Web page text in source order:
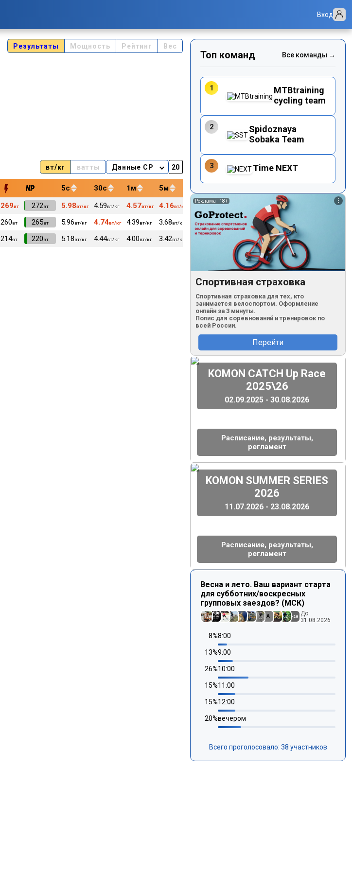
Вход
Результаты Мощность Рейтинг Вес
вт/кг ватты Данные CP
5с 30с 1м 5м
269вт VI272вт 5.98вт/кг 4.59вт/кг 4.57вт/кг 4.16вт/кг 3.98 3.88 3.73 вт/кг 170
260вт VI265вт 5.96вт/кг 4.74вт/кг 4.39вт/кг 3.68вт/кг 3.57вт/кг 3.52вт/кг
214вт VI220вт 5.18вт/кг 4.44вт/кг 4.00вт/кг 3.42вт/кг вт/кг 3.11вт/кг
Топ команд Все команды →
1
MTBtraining
cycling team
2
Spidoznaya
Sobaka Team
3 Time NEXT
Реклама · 18+
Спортивная страховка
Спортивная страховка для тех, кто
занимается велоспортом. Оформление
онлайн за 3 минуты.
Полис для соревнований и тренировок по
всей России.
Перейти
(
KOMON CATCH Up Race
2025\26
02.09.2025 - 30.08.2026
Расписание, результаты,
регламент
)
(
KOMON SUMMER SERIES
2026
11.07.2026 - 23.08.2026
Расписание, результаты,
регламент
)
Весна и лето. Ваш вариант старта
для субботних/воскресных
групповых заездов? (МСК)
A +28
До
31.08.2026
8%8:00
13%9:00
26%10:00
15%11:00
15%12:00
20%вечером
Всего проголосовало: 38 участников